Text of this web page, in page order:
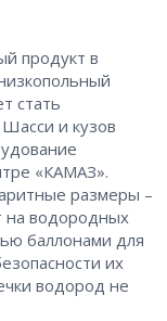
продукт в
стать
и кузов
«КАМАЗ».
размеры –
на водородных
баллонами для
их
водород не